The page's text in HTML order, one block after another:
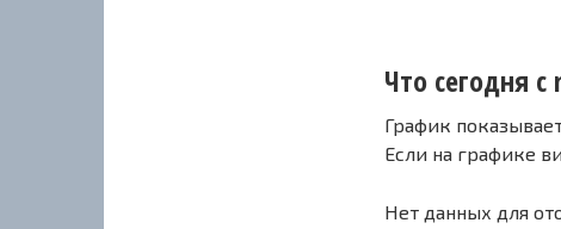
Что сегодня
График
Если на графике
Нет данных для